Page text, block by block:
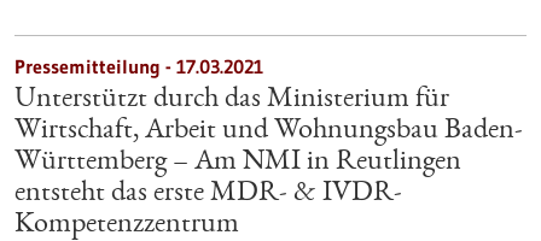
Pressemitteilung - 17.03.2021
Unterstützt durch das Ministerium für
Wirtschaft, Arbeit und Wohnungsbau Baden-
Württemberg – Am NMI in Reutlingen
entsteht das erste MDR- & IVDR-
Kompetenzzentrum